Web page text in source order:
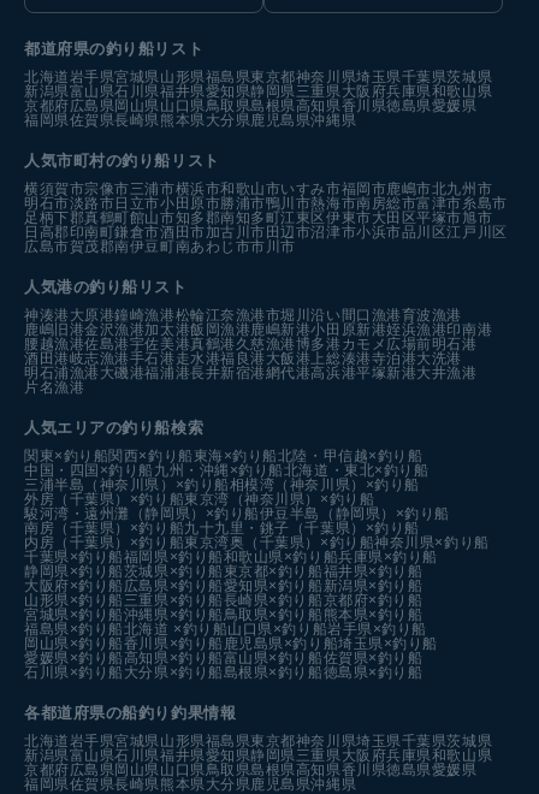
都道府県の釣り船リスト
北海道 岩手県宮城県 山形県福島県東京都神奈川県埼玉県千葉県茨城県
新潟県富山県石川県福井県愛知県静岡県 三重県 大阪府兵庫県和歌山県
京都府広島県岡山県 山口県 鳥取県島根県高知県香川県徳島県愛媛県
福岡県佐賀県長崎県 熊本県 大分県 鹿児島県沖縄県
人気市町村の釣り船リスト
横須賀市宗像市三浦市横浜市和歌山市いすみ市福岡市鹿嶋市北九州市
明石市淡路市日立市小田原市勝浦市鴨川市熱海市南房総市富津市糸島市
足柄下郡真鶴町館山市知多郡南知多町江東区伊東市大田区平塚市旭市
日高郡印南町鎌倉市酒田市加古川市田辺市沼津市小浜市品川区江戸川区
広島市賀茂郡南伊豆町南あわじ市市川市
人気港の釣り船リスト
神湊港 大原港鐘崎漁港松輪江奈漁港市堀川沿い 間口漁港育波漁港
鹿嶋旧港金沢漁港加太港飯岡漁港 鹿嶋新港小田原新港姪浜漁港印南港
腰越漁港佐島港宇佐美港真鶴港 久慈漁港博多港カモメ広場前明石港
酒田港岐志漁港手石港 走水港福良港 大飯港 上総湊港寺泊港大洗港
明石浦漁港 大磯港福浦港長井新宿港網代港高浜港平塚新港大井漁港
片名漁港
人気エリアの釣り船検索
関東×釣り船関西×釣り船 東海×釣り船北陸・甲信越×釣り船
中国・四国×釣り船 九州・沖縄×釣り船北海道・東北×釣り船
三浦半島（神奈川県）×釣り船相模湾（神奈川県）×釣り船
外房（千葉県）×釣り船東京湾（神奈川県）×釣り船
駿河湾・遠州灘（静岡県）×釣り船伊豆半島（静岡県）×釣り船
南房（千葉県）×釣り船九十九里・銚子（千葉県）×釣り船
内房（千葉県）×釣り船東京湾奥（千葉県）×釣り船神奈川県×釣り船
千葉県×釣り船福岡県×釣り船和歌山県×釣り船兵庫県×釣り船
静岡県×釣り船茨城県×釣り船 東京都×釣り船福井県×釣り船
大阪府×釣り船 広島県×釣り船愛知県×釣り船 新潟県×釣り船
山形県×釣り船 三重県×釣り船長崎県×釣り船京都府×釣り船
宮城県×釣り船沖縄県×釣り船 鳥取県×釣り船 熊本県×釣り船
福島県×釣り船北海道 ×釣り船山口県×釣り船岩手県×釣り船
岡山県×釣り船香川県×釣り船 鹿児島県×釣り船埼玉県×釣り船
愛媛県×釣り船高知県×釣り船富山県×釣り船佐賀県×釣り船
石川県×釣り船 大分県×釣り船島根県×釣り船徳島県×釣り船
各都道府県の船釣り釣果情報
北海道 岩手県宮城県 山形県福島県東京都神奈川県埼玉県千葉県茨城県
新潟県富山県石川県福井県愛知県静岡県 三重県 大阪府兵庫県和歌山県
京都府広島県岡山県 山口県 鳥取県島根県高知県香川県徳島県愛媛県
福岡県佐賀県長崎県 熊本県 大分県 鹿児島県沖縄県